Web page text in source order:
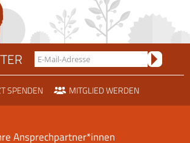
SPENDEN MITGLIED WERDEN
Ansprechpartner*innen